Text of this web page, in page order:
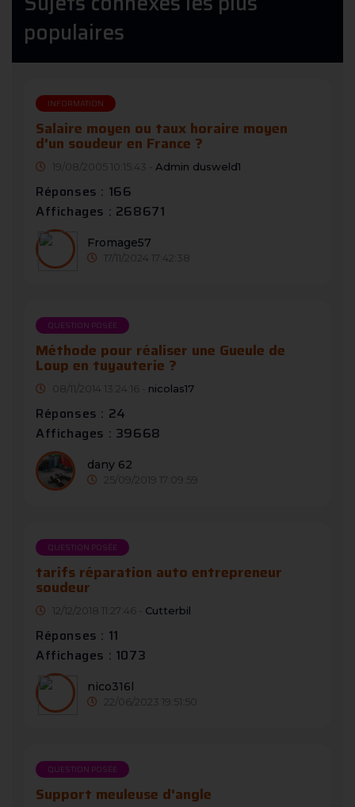
populaires
INFORMATION
Salaire moyen ou taux horaire moyen
d'un soudeur en France ?
19/08/2005 10:15:43 - Admin dusweld1
Réponses : 166
Affichages : 268671
Fromage57
17/11/2024 17:42:38
QUESTION POSÉE
Méthode pour réaliser une Gueule de
Loup en tuyauterie ?
08/11/2014 13:24:16 - nicolas17
Réponses : 24
Affichages : 39668
dany 62
25/09/2019 17:09:59
QUESTION POSÉE
tarifs réparation auto entrepreneur
soudeur
12/12/2018 11:27:46 - Cutterbil
Réponses : 11
Affichages : 1073
nico316l
22/06/2023 19:51:50
QUESTION POSÉE
Support meuleuse d'angle